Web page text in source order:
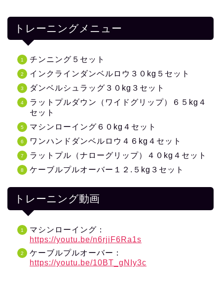
トレーニングメニュー
チンニング５セット
インクラインダンベルロウ３０kg５セット
ダンベルシュラッグ３０kg３セット
ラットプルダウン（ワイドグリップ）６５kg４
セット
マシンローイング６０kg４セット
ワンハンドダンベルロウ４６kg４セット
ラットプル（ナローグリップ）４０kg４セット
ケーブルプルオーバー１２.５kg３セット
トレーニング動画
マシンローイング：
https://youtu.be/n6rjiF6Ra1s
ケーブルプルオーバー：
https://youtu.be/10BT_gNIy3c